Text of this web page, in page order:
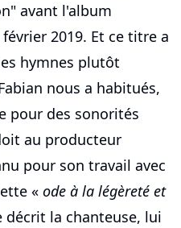
avant l'album
2019. Et ce titre a
hymnes plutôt
nous a habitués,
pour des sonorités
au producteur
pour son travail avec
« ode à la légèreté et
décrit la chanteuse, lui